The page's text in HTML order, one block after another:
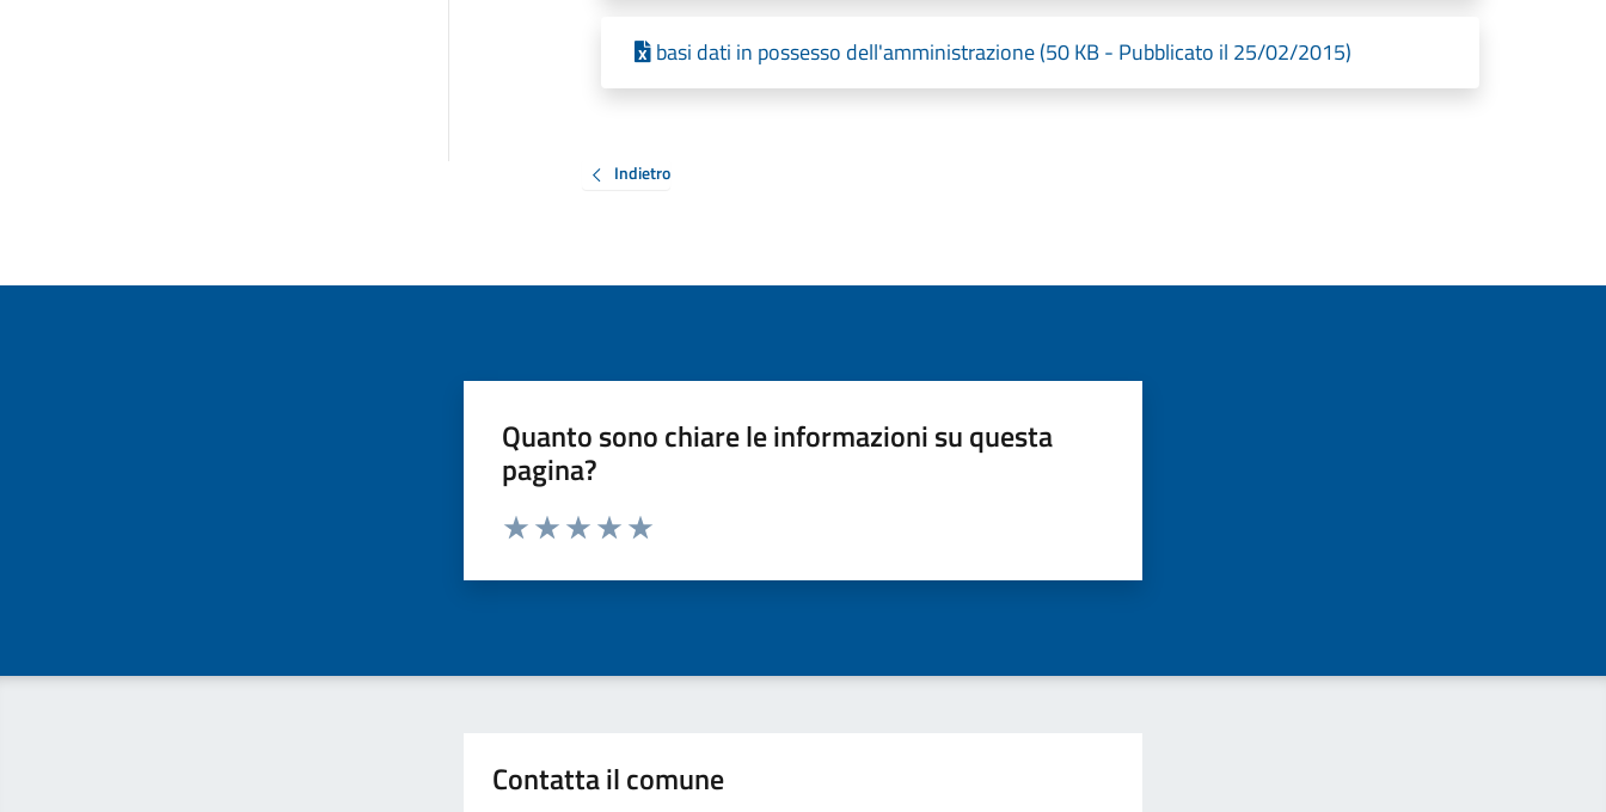
basi dati in possesso dell'amministrazione (50 KB - Pubblicato il 25/02/2015)
Indietro
Quanto sono chiare le informazioni su questa
pagina?
Valuta da 1 a 5 stelle la pagina
Contatta il comune